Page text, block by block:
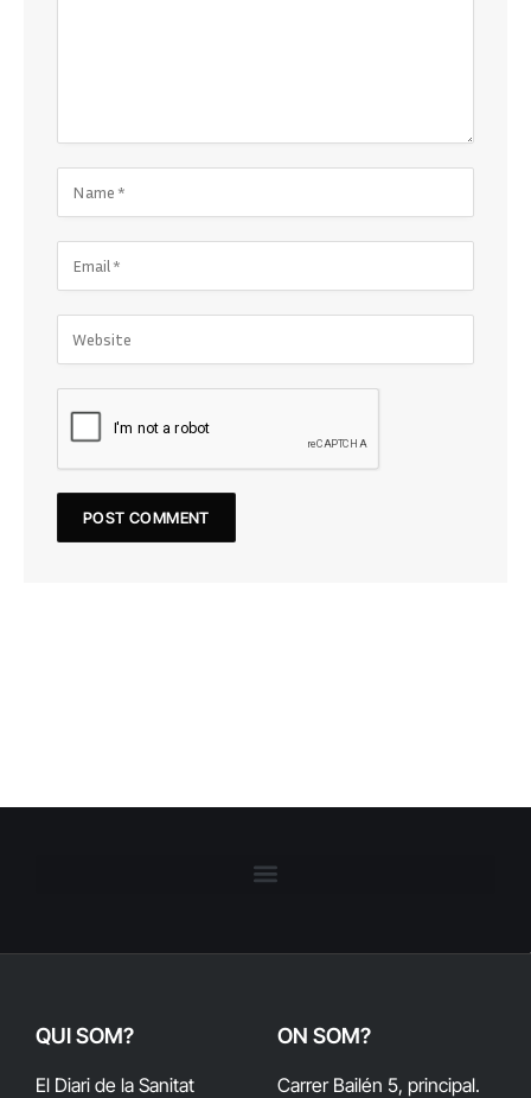
QUI SOM?
El Diari de la Sanitat
ON SOM?
Carrer Bailén 5, principal.